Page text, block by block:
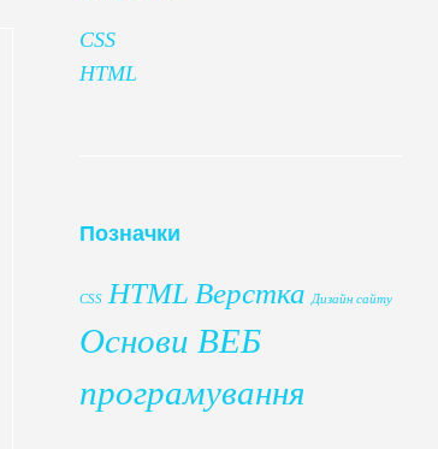
CSS
HTML
Позначки
CSS HTML Верстка Дизайн сайту
Основи ВЕБ
програмування